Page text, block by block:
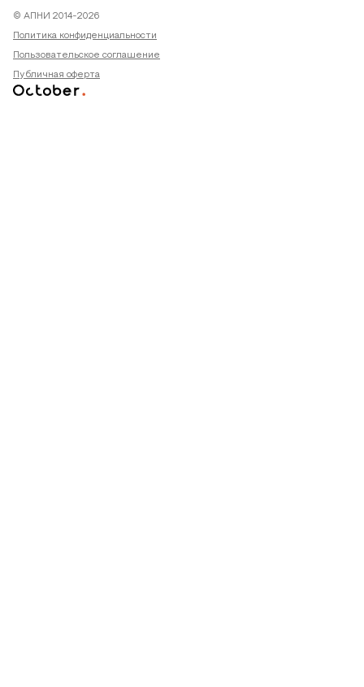
© АПНИ 2014-2026
Политика конфиденциальности
Пользовательское соглашение
Публичная оферта